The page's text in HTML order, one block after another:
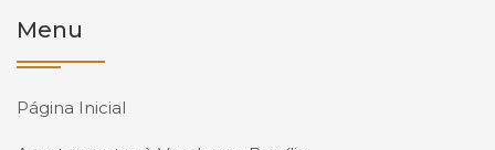
Menu
Página Inicial